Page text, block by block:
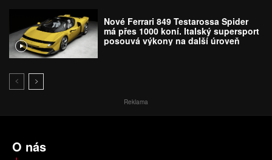
Nové Ferrari 849 Testarossa Spider
má přes 1000 koní. Italský supersport
posouvá výkony na další úroveň
Reklama
O nás